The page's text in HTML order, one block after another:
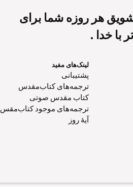
هر روزه شما برای
با خدا .
لینک‌های مفید
پشتیبانی
ترجمه‌های کتاب‌مقدس
کتاب‌ مقدس صوتی
ترجمه‌های موجود کتاب‌مقس
آیۀ روز